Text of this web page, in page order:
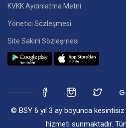
KVKK Aydınlatma Metni
Yönetici Sözleşmesi
Site Sakini Sözleşmesi
© BSY 6 yıl 3 ay boyunca
hizmeti sunmaktadır.